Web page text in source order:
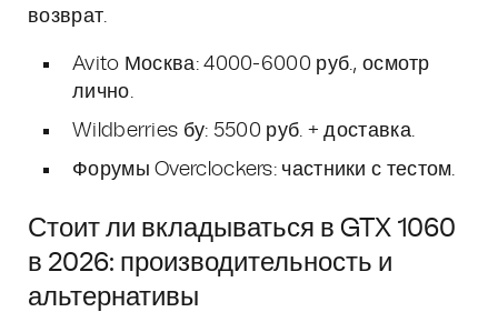
возврат.
Avito Москва: 4000-6000 руб., осмотр
лично.
Wildberries бу: 5500 руб. + доставка.
Форумы Overclockers: частники с тестом.
Стоит ли вкладываться в GTX 1060
в 2026: производительность и
альтернативы